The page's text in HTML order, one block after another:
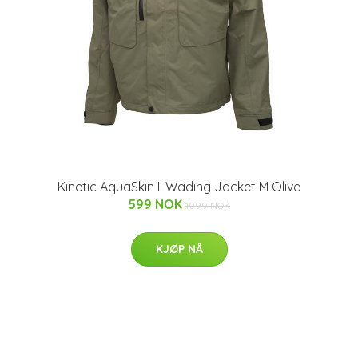
Kinetic AquaSkin II Wading Jacket M Olive
599 NOK 1099 NOK
KJØP NÅ